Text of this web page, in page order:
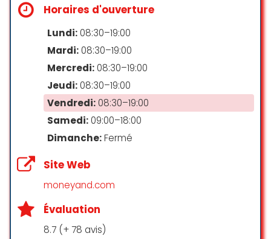
vous sentir bien accueilli et pris en
Karen et son équipe offrent un
service hors normes qui vous
donnera envie de revenir encore et
Je recommande vivement Real
Money Transfer Services !
Cliente depois de quase 8 anos,
nunca tive problema com a
empresa, sempre responsável
com meus envios, onde faço
Horaires d'ouverture
Lundi: 08:30–19:00
Mardi: 08:30–19:00
Mercredi: 08:30–19:00
Jeudi: 08:30–19:00
Vendredi: 08:30–19:00
Samedi: 09:00–18:00
Dimanche:Fermé
Site Web
moneyand.com
Évaluation
8.7 (+ 78 avis)